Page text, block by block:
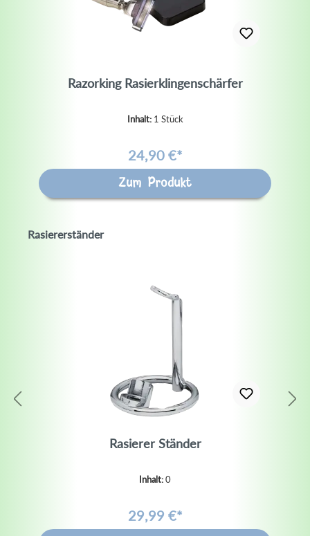
Razorking Rasierklingenschärfer
Inhalt: 1 Stück
24,90 €*
Zum Produkt
Rasiererständer
Rasierer Ständer
Inhalt:0
29,99 €*